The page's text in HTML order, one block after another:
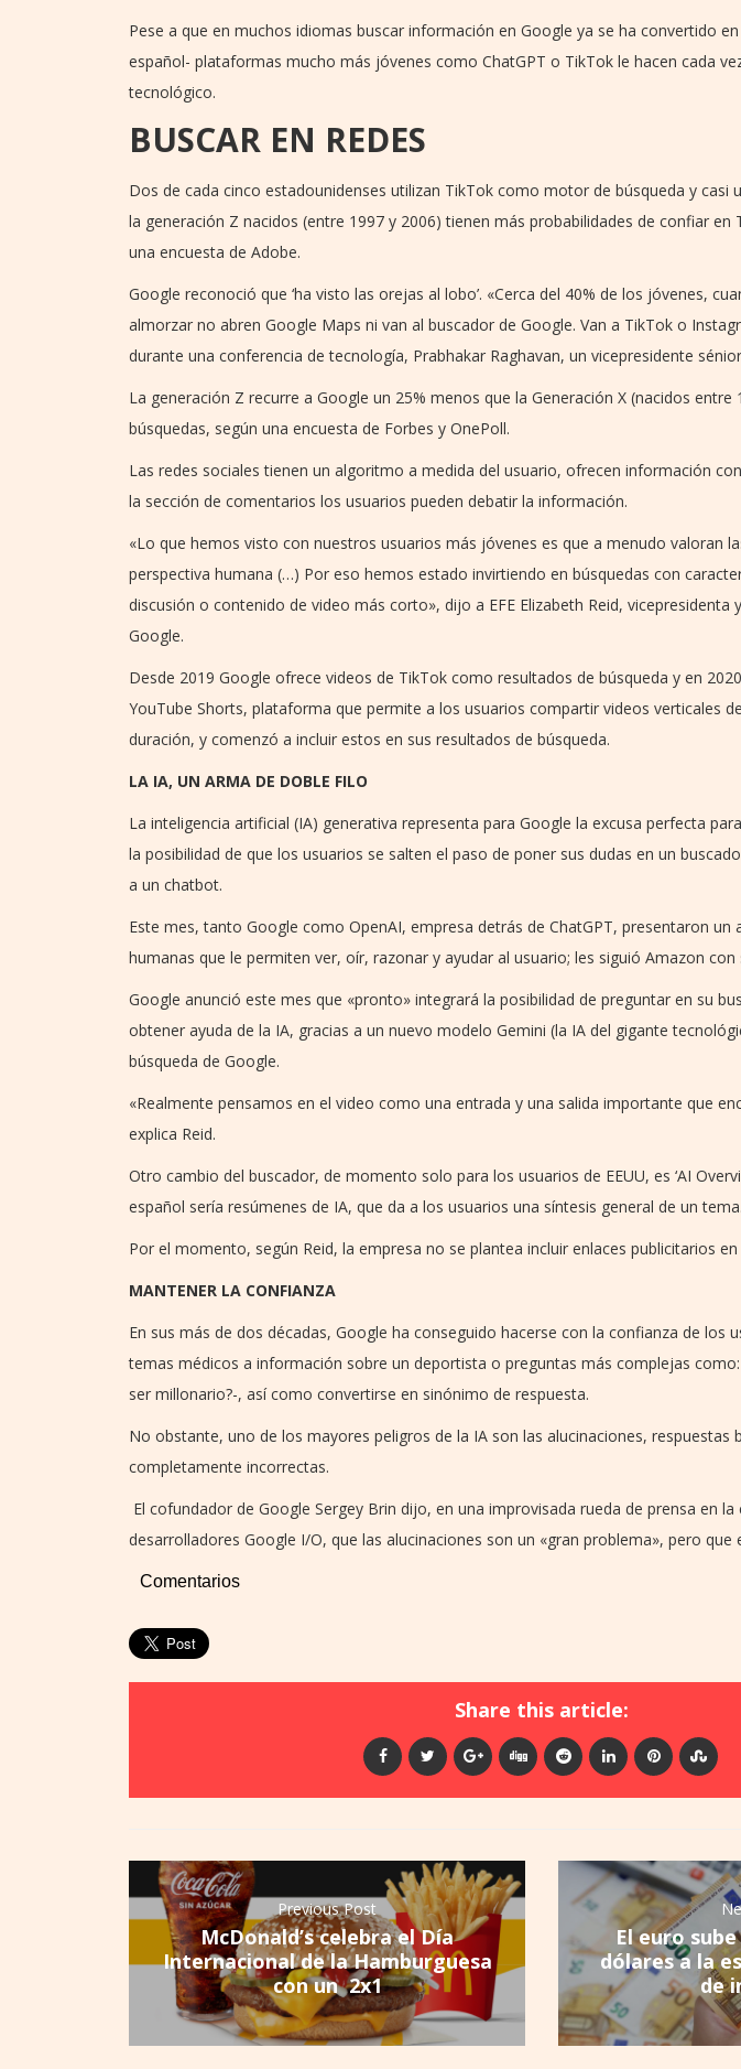
Pese a que en muchos idiomas buscar información en Google ya se ha convertido en
español- plataformas mucho más jóvenes como ChatGPT o TikTok le hacen cada
tecnológico.
BUSCAR EN REDES
Dos de cada cinco estadounidenses utilizan TikTok como motor de búsqueda y casi
la generación Z nacidos (entre 1997 y 2006) tienen más probabilidades de confiar en
una encuesta de Adobe.
Google reconoció que ‘ha visto las orejas al lobo’. «Cerca del 40% de los jóvenes,
almorzar no abren Google Maps ni van al buscador de Google. Van a TikTok o
durante una conferencia de tecnología, Prabhakar Raghavan, un vicepresidente
La generación Z recurre a Google un 25% menos que la Generación X (nacidos entre
búsquedas, según una encuesta de Forbes y OnePoll.
Las redes sociales tienen un algoritmo a medida del usuario, ofrecen información
la sección de comentarios los usuarios pueden debatir la información.
«Lo que hemos visto con nuestros usuarios más jóvenes es que a menudo valoran
perspectiva humana (…) Por eso hemos estado invirtiendo en búsquedas con
discusión o contenido de video más corto», dijo a EFE Elizabeth Reid, vicepresidenta
Google.
Desde 2019 Google ofrece videos de TikTok como resultados de búsqueda y en
YouTube Shorts, plataforma que permite a los usuarios compartir videos verticales
duración, y comenzó a incluir estos en sus resultados de búsqueda.
LA IA, UN ARMA DE DOBLE FILO
La inteligencia artificial (IA) generativa representa para Google la excusa perfecta
la posibilidad de que los usuarios se salten el paso de poner sus dudas en un
a un chatbot.
Este mes, tanto Google como OpenAI, empresa detrás de ChatGPT, presentaron un
humanas que le permiten ver, oír, razonar y ayudar al usuario; les siguió Amazon con
Google anunció este mes que «pronto» integrará la posibilidad de preguntar en su
obtener ayuda de la IA, gracias a un nuevo modelo Gemini (la IA del gigante
búsqueda de Google.
«Realmente pensamos en el video como una entrada y una salida importante que
explica Reid.
Otro cambio del buscador, de momento solo para los usuarios de EEUU, es ‘AI
español sería resúmenes de IA, que da a los usuarios una síntesis general de un tema.
Por el momento, según Reid, la empresa no se plantea incluir enlaces publicitarios
MANTENER LA CONFIANZA
En sus más de dos décadas, Google ha conseguido hacerse con la confianza de los
temas médicos a información sobre un deportista o preguntas más complejas
ser millonario?-, así como convertirse en sinónimo de respuesta.
No obstante, uno de los mayores peligros de la IA son las alucinaciones, respuestas
completamente incorrectas.
El cofundador de Google Sergey Brin dijo, en una improvisada rueda de prensa en
desarrolladores Google I/O, que las alucinaciones son un «gran problema», pero que
Comentarios
Share this article:
Previous Post
McDonald’s celebra el Día
Internacional de la Hamburguesa
con un 2x1
El euro
dólares a la
de